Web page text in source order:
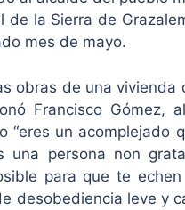
de la Sierra de
mes de mayo.
obras de una vivienda
Francisco Gómez,
“eres un acomplejado
una persona non
para que te echen
desobediencia leve y